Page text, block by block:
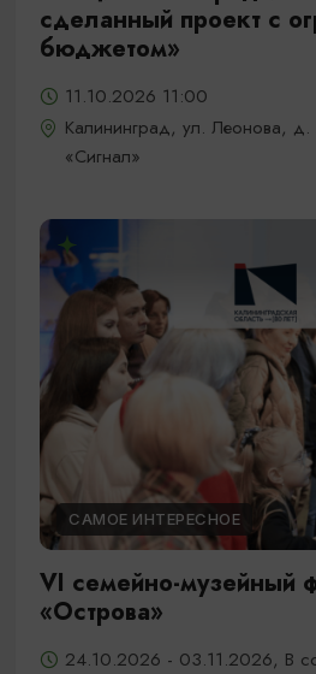
сделанный проект с
бюджетом»
11.10.2026 11:00
Калининград, ул. Леонова, д.
«Сигнал»
САМОЕ ИНТЕРЕСНОЕ
VI семейно-музейный
«Острова»
24.10.2026 - 03.11.2026, В